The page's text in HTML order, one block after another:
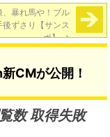
、暴れ馬や！ブル
後ずさり【サンス
ポ】→
CMが公開！
数 取得失敗